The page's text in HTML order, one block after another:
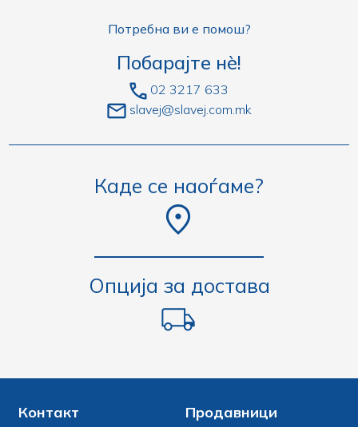
Потребна ви е помош?
Побарајте нè!
02 3217 633
slavej@slavej.com.mk
Каде се наоѓаме?
Опција за достава
Контакт Продавници